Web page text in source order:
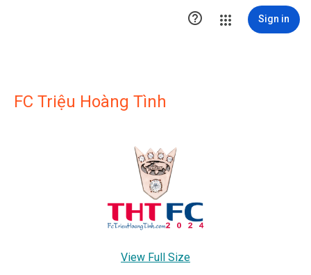
 Sign in
FC Triệu Hoàng Tình
View Full Size